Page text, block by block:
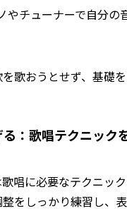
やチューナーで自分
歌おうとせず、基礎
：歌唱テクニック
唱に必要なテクニッ
をしっかり練習し、表